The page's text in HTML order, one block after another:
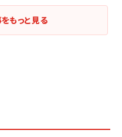
もっと見る